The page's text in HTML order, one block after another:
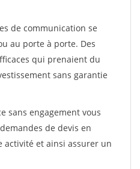
de communication se
au porte à porte. Des
qui prenaient du
sans garantie
sans engagement vous
de devis en
activité et ainsi assurer un